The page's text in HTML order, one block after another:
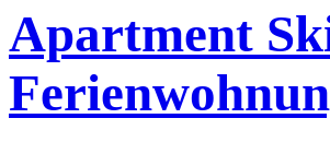
Apartment